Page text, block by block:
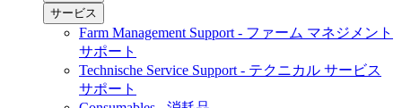
サービス
Farm Management Support - ファーム マネジメント
サポート
Technische Service Support - テクニカル サービス
サポート